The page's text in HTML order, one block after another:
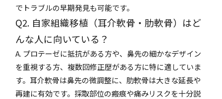
でトラブルの早期発見も可能です。
Q2. 自家組織移植（耳介軟骨・肋軟骨）はど
んな人に向いている？
A. プロテーゼに抵抗がある方や、鼻先の細かなデザイン
を重視する方、複数回修正歴がある方に特に適していま
す。耳介軟骨は鼻先の微調整に、肋軟骨は大きな延長や
再建に有効です。採取部位の瘢痕や痛みリスクを十分説